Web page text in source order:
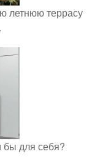
летнюю террасу
для себя?